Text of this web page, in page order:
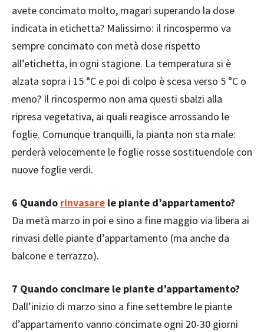
avete concimato molto, magari superando la dose
indicata in etichetta? Malissimo: il rincospermo va
sempre concimato con metà dose rispetto
all’etichetta, in ogni stagione. La temperatura si è
alzata sopra i 15 °C e poi di colpo è scesa verso 5 °C o
meno? Il rincospermo non ama questi sbalzi alla
ripresa vegetativa, ai quali reagisce arrossando le
foglie. Comunque tranquilli, la pianta non sta male:
perderà velocemente le foglie rosse sostituendole con
nuove foglie verdi.
6 Quando rinvasare le piante d’appartamento?
Da metà marzo in poi e sino a fine maggio via libera ai
rinvasi delle piante d’appartamento (ma anche da
balcone e terrazzo).
7 Quando concimare le piante d’appartamento?
Dall’inizio di marzo sino a fine settembre le piante
d’appartamento vanno concimate ogni 20-30 giorni